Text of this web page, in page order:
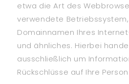
etwa die Art des
verwendete
Domainnamen Ihres
und ähnliches. Hierbei
ausschließlich um
Rückschlüsse auf Ihre